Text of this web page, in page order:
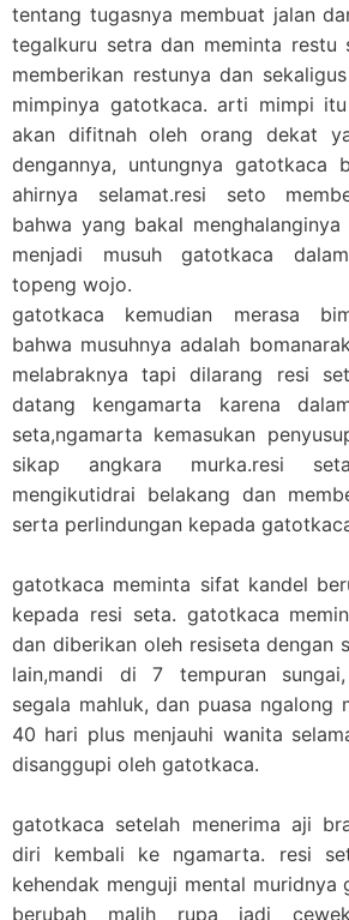
tentang tugasnya membuat jalan
tegalkuru setra dan meminta restu
memberikan restunya dan
mimpinya gatotkaca. arti mimpi
akan difitnah oleh orang dekat
dengannya, untungnya gatotkaca
ahirnya selamat.resi seto
bahwa yang bakal
menjadi musuh gatotkaca
topeng wojo.
gatotkaca kemudian merasa
bahwa musuhnya adalah
melabraknya tapi dilarang resi
datang kengamarta karena
seta,ngamarta kemasukan
sikap angkara murka.resi
mengikutidrai belakang dan
serta perlindungan kepada
gatotkaca meminta sifat kandel
kepada resi seta. gatotkaca
dan diberikan oleh resiseta dengan
lain,mandi di 7 tempuran
segala mahluk, dan puasa ngalong
40 hari plus menjauhi wanita
disanggupi oleh gatotkaca.
gatotkaca setelah menerima aji
diri kembali ke ngamarta. resi
kehendak menguji mental muridnya
berubah malih rupa jadi